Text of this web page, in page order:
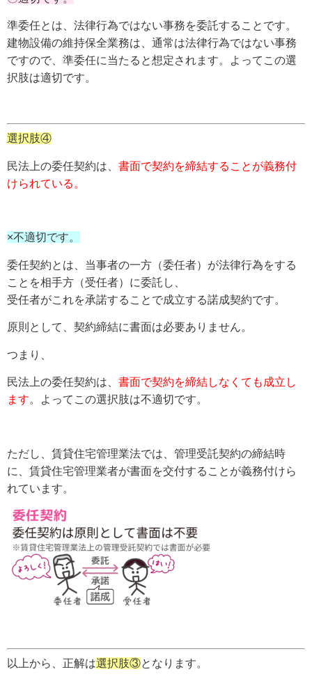
準委任とは、法律行為ではない事務を委託することです。
建物設備の維持保全業務は、通常は法律行為ではない事務
ですので、準委任に当たると想定されます。よってこの選
択肢は適切です。
選択肢④
民法上の委任契約は、 書面で契約を締結することが義務付
けられている。
×不適切です。
委任契約とは、当事者の一方（委任者）が法律行為をする
ことを相手方（受任者）に委託し、
受任者がこれを承諾することで成立する諾成契約です。
原則として、契約締結に書面は必要ありません。
つまり、
民法上の委任契約は、 書面で契約を締結しなくても成立し
ます。よってこの選択肢は不適切です。
ただし、賃貸住宅管理業法では、管理受託契約の締結時
に、賃貸住宅管理業者が書面を交付することが義務付けら
れています。
以上から、正解は選択肢③となります。